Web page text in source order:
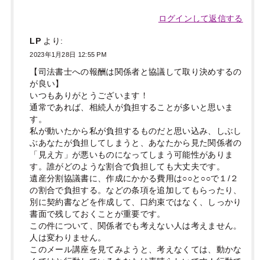
ログインして返信する
LP より:
2023年1月28日 12:55 PM
【司法書士への報酬は関係者と協議して取り決めするの
が良い】
いつもありがとうございます！
通常であれば、相続人が負担することが多いと思いま
す。
私が動いたから私が負担するものだと思い込み、しぶし
ぶあなたが負担してしまうと、あなたから見た関係者の
「見え方」が悪いものになってしまう可能性がありま
す。誰がどのような割合で負担しても大丈夫です。
遺産分割協議書に、作成にかかる費用は○○と○○で１/２
の割合で負担する。などの条項を追加してもらったり、
別に契約書などを作成して、口約束ではなく、しっかり
書面で残しておくことが重要です。
この件について、関係者でも考えない人は考えません。
人は変わりません。
このメール講座を見てみようと、考えなくては、動かな